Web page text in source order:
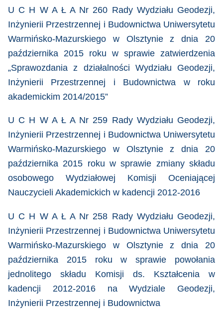
U C H W A Ł A Nr 260 Rady Wydziału Geodezji,
Inżynierii Przestrzennej i Budownictwa Uniwersytetu
Warmińsko-Mazurskiego w Olsztynie z dnia 20
października 2015 roku w sprawie zatwierdzenia
„Sprawozdania z działalności Wydziału Geodezji,
Inżynierii Przestrzennej i Budownictwa w roku
akademickim 2014/2015”
U C H W A Ł A Nr 259 Rady Wydziału Geodezji,
Inżynierii Przestrzennej i Budownictwa Uniwersytetu
Warmińsko-Mazurskiego w Olsztynie z dnia 20
października 2015 roku w sprawie zmiany składu
osobowego Wydziałowej Komisji Oceniającej
Nauczycieli Akademickich w kadencji 2012‐2016
U C H W A Ł A Nr 258 Rady Wydziału Geodezji,
Inżynierii Przestrzennej i Budownictwa Uniwersytetu
Warmińsko-Mazurskiego w Olsztynie z dnia 20
października 2015 roku
w sprawie powołania
jednolitego składu Komisji ds. Kształcenia w
kadencji 2012-2016 na Wydziale Geodezji,
Inżynierii Przestrzennej i Budownictwa